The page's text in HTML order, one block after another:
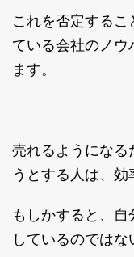
これを否定するこ
ている会社のノウ
ます。
売れるようになる
うとする人は、効
もしかすると、自
しているのではな